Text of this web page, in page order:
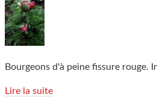
Bourgeons d'à peine fissure rouge.
Lire la suite